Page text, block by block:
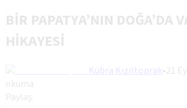
BİR PAPATYA’NIN DOĞA’DA
HİKAYESİ
Kübra Kızıltoprak•21
okuma
Paylaş: